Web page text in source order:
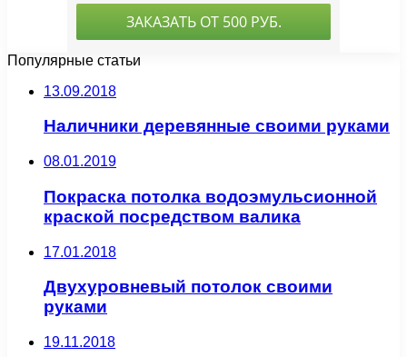
Популярные статьи
13.09.2018
Наличники деревянные своими руками
08.01.2019
Покраска потолка водоэмульсионной
краской посредством валика
17.01.2018
Двухуровневый потолок своими
руками
19.11.2018